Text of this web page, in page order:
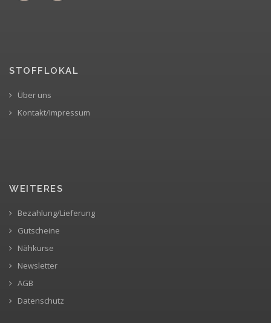
STOFFLOKAL
Über uns
Kontakt/Impressum
WEITERES
Bezahlung/Lieferung
Gutscheine
Nähkurse
Newsletter
AGB
Datenschutz